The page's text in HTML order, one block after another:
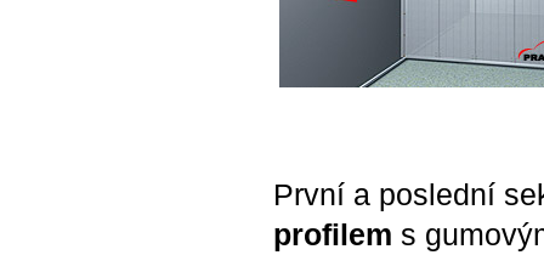
První a poslední
profilem s